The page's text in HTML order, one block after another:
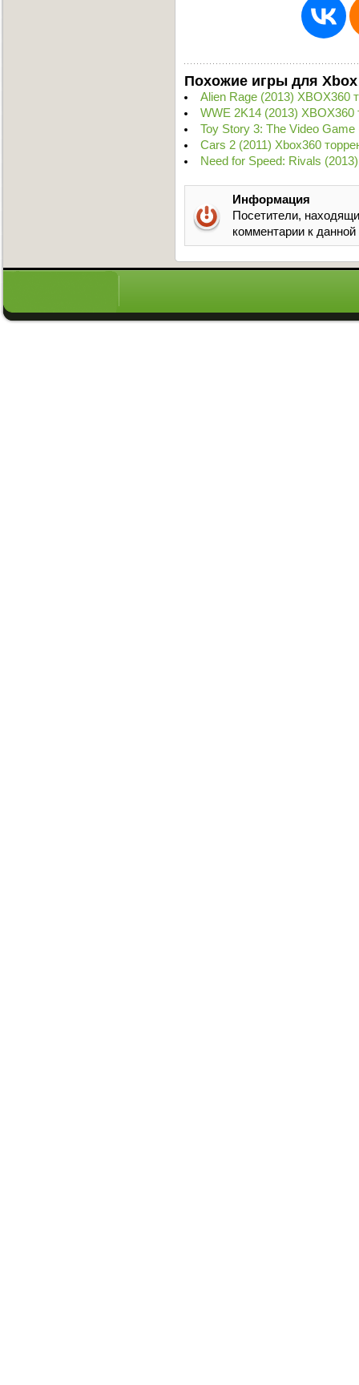
Похожие игры для Xbox
Alien Rage (2013) XBOX360
WWE 2K14 (2013) XBOX360
Toy Story 3: The Video
Cars 2 (2011) Xbox360
Need for Speed: Rivals
Информация
Посетители,
комментарии к